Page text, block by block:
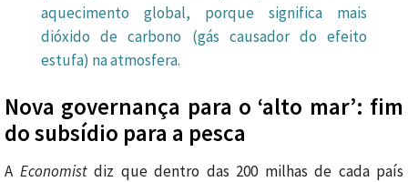
aquecimento global, porque significa mais
dióxido de carbono (gás causador do efeito
estufa) na atmosfera.
Nova governança para o ‘alto mar’: fim
do subsídio para a pesca
A Economistdiz que dentro das 200 milhas de cada país